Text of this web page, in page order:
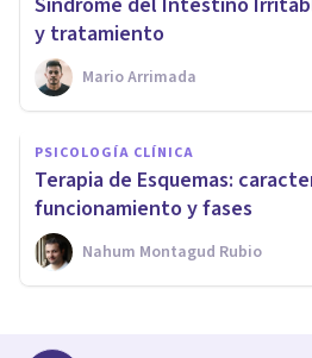
y tratamiento
Mario Arrimada
PSICOLOGÍA CLÍNICA
Terapia de Esquemas:
funcionamiento y fases
Nahum Montagud Rubio